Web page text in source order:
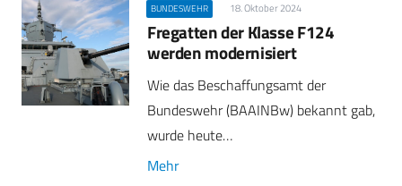
BUNDESWEHR 18. Oktober 2024
Fregatten der Klasse F124
werden modernisiert
Wie das Beschaffungsamt der
Bundeswehr (BAAINBw) bekannt gab,
wurde heute…
Mehr